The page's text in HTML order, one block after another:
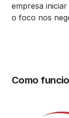
empresa
o foco nos
Como